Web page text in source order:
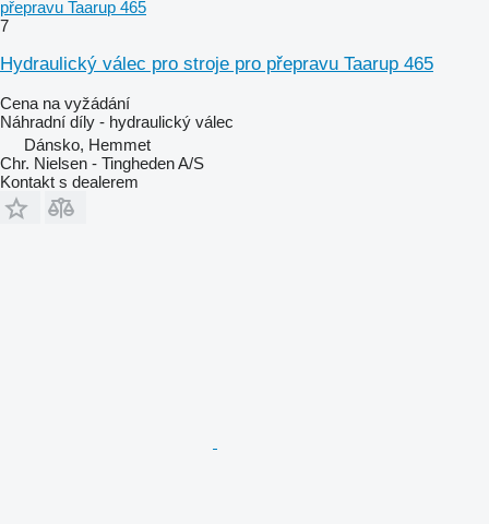
přepravu Taarup 465
7
Hydraulický válec pro stroje pro přepravu Taarup 465
Cena na vyžádání
Náhradní díly - hydraulický válec
Dánsko, Hemmet
Chr. Nielsen - Tingheden A/S
Kontakt s dealerem